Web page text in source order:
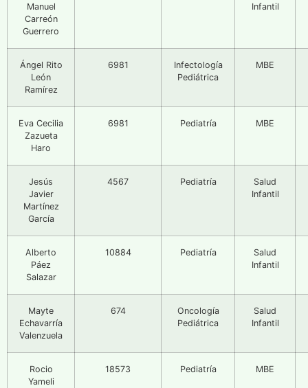
Manuel
Carreón
Guerrero
Infantil
Ángel Rito
León
Ramírez
6981
Infectología
Pediátrica
MBE
Eva Cecilia
Zazueta
Haro
6981 Pediatría MBE
Jesús
Javier
Martínez
García
4567 Pediatría
Salud
Infantil
Alberto
Páez
Salazar
10884 Pediatría
Salud
Infantil
Mayte
Echavarría
Valenzuela
674
Oncología
Pediátrica
Salud
Infantil
Rocio
Yameli
18573 Pediatría MBE